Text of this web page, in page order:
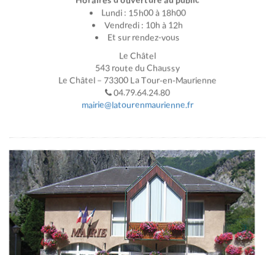
Lundi : 15h00 à 18h00
Vendredi : 10h à 12h
Et sur rendez-vous
Le Châtel
543 route du Chaussy
Le Châtel – 73300 La Tour-en-Maurienne
04.79.64.24.80
mairie@latourenmaurienne.fr